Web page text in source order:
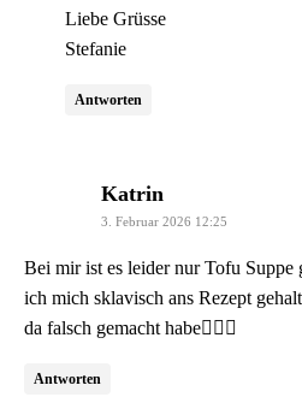
Liebe Grüsse
Stefanie
Antworten
Katrin
3. Februar 2026 12:25
Bei mir ist es leider nur Tofu
ich mich sklavisch ans Rezept
da falsch gemacht habe🤷🏻‍♀️
Antworten